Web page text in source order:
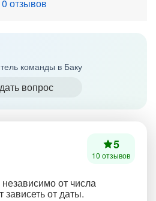
отзывов
команды в Баку
вопрос
от числа
зависеть от даты.
5
10 отзывов